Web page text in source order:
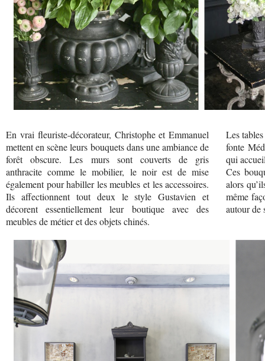
En vrai fleuriste-décorateur, Christophe et Emmanuel
mettent en scène leurs bouquets dans une ambiance de
forêt obscure. Les murs sont couverts de gris
anthracite comme le mobilier, le noir est de mise
également pour habiller les meubles et les accessoires.
Ils affectionnent tout deux le style Gustavien et
décorent essentiellement leur boutique avec des
meubles de métier et des objets chinés.
Les
fonte
qui
Ces
alors
même
autour de